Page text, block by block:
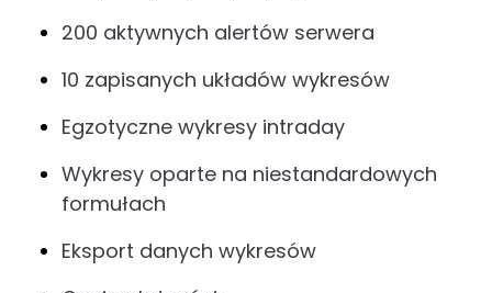
200 aktywnych alertów serwera
10 zapisanych układów wykresów
Egzotyczne wykresy intraday
Wykresy oparte na niestandardowych
formułach
Eksport danych wykresów